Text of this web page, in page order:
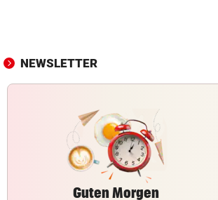
NEWSLETTER
Guten Morgen